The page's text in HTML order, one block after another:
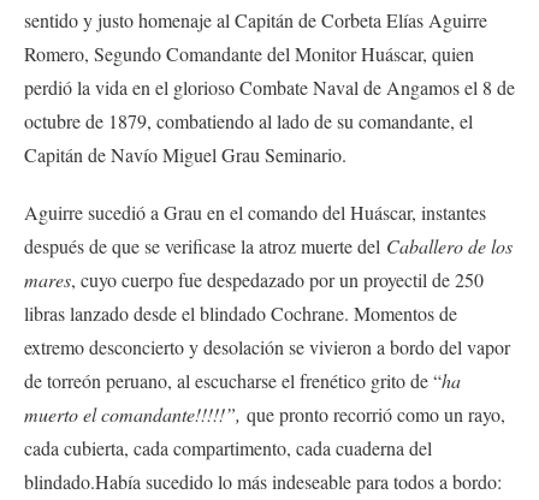
sentido y justo homenaje al Capitán de Corbeta Elías Aguirre
Romero, Segundo Comandante del Monitor Huáscar, quien
perdió la vida en el glorioso Combate Naval de Angamos el 8 de
octubre de 1879, combatiendo al lado de su comandante, el
Capitán de Navío Miguel Grau Seminario.
Aguirre sucedió a Grau en el comando del Huáscar, instantes
después de que se verificase la atroz muerte del Caballero de los
mares, cuyo cuerpo fue despedazado por un proyectil de 250
libras lanzado desde el blindado Cochrane. Momentos de
extremo desconcierto y desolación se vivieron a bordo del vapor
de torreón peruano, al escucharse el frenético grito de “ha
muerto el comandante!!!!!”, que pronto recorrió como un rayo,
cada cubierta, cada compartimento, cada cuaderna del
blindado.Había sucedido lo más indeseable para todos a bordo: